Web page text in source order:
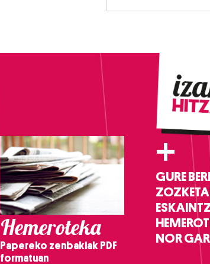
Hemeroteka
Papereko zenbakiak PDF
formatuan
+
GURE
NOR